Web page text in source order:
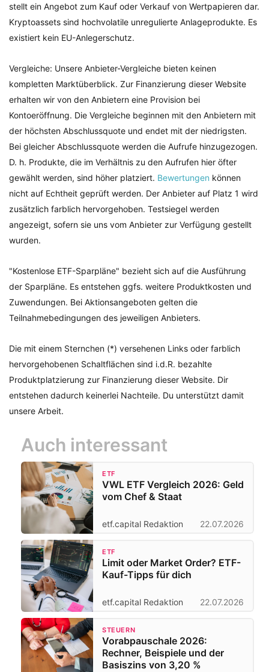
stellt ein Angebot zum Kauf oder Verkauf von Wertpapieren dar.
Kryptoassets sind hochvolatile unregulierte Anlageprodukte. Es
existiert kein EU-Anlegerschutz.
Vergleiche: Unsere Anbieter-Vergleiche bieten keinen
kompletten Marktüberblick. Zur Finanzierung dieser Website
erhalten wir von den Anbietern eine Provision bei
Kontoeröffnung. Die Vergleiche beginnen mit den Anbietern mit
der höchsten Abschlussquote und endet mit der niedrigsten.
Bei gleicher Abschlussquote werden die Aufrufe hinzugezogen.
D. h. Produkte, die im Verhältnis zu den Aufrufen hier öfter
gewählt werden, sind höher platziert. Bewertungen können
nicht auf Echtheit geprüft werden. Der Anbieter auf Platz 1 wird
zusätzlich farblich hervorgehoben. Testsiegel werden
angezeigt, sofern sie uns vom Anbieter zur Verfügung gestellt
wurden.
"Kostenlose ETF-Sparpläne" bezieht sich auf die Ausführung
der Sparpläne. Es entstehen ggfs. weitere Produktkosten und
Zuwendungen. Bei Aktionsangeboten gelten die
Teilnahmebedingungen des jeweiligen Anbieters.
Die mit einem Sternchen (*) versehenen Links oder farblich
hervorgehobenen Schaltflächen sind i.d.R. bezahlte
Produktplatzierung zur Finanzierung dieser Website. Dir
entstehen dadurch keinerlei Nachteile. Du unterstützt damit
unsere Arbeit.
Auch interessant
ETF
VWL ETF Vergleich 2026: Geld
vom Chef & Staat
etf.capital Redaktion 22.07.2026
ETF
Limit oder Market Order? ETF-
Kauf-Tipps für dich
etf.capital Redaktion 22.07.2026
STEUERN
Vorabpauschale 2026:
Rechner, Beispiele und der
Basiszins von 3,20 %